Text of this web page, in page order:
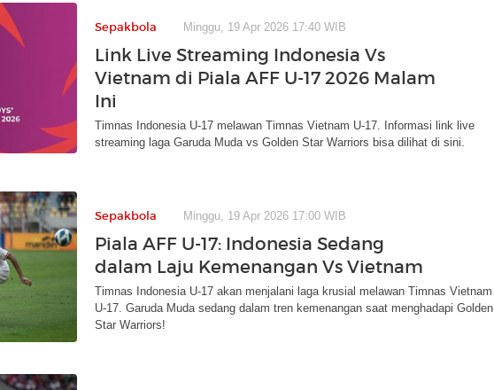
Sepakbola Minggu, 19 Apr 2026 17:40 WIB
Link Live Streaming Indonesia Vs
Vietnam di Piala AFF U-17 2026 Malam
Ini
Timnas Indonesia U-17 melawan Timnas Vietnam U-17. Informasi link live
streaming laga Garuda Muda vs Golden Star Warriors bisa dilihat di sini.
Sepakbola Minggu, 19 Apr 2026 17:00 WIB
Piala AFF U-17: Indonesia Sedang
dalam Laju Kemenangan Vs Vietnam
Timnas Indonesia U-17 akan menjalani laga krusial melawan Timnas Vietnam
U-17. Garuda Muda sedang dalam tren kemenangan saat menghadapi Golden
Star Warriors!